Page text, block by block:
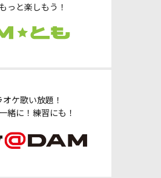
っと楽しもう！
オケ歌い放題！
緒に！練習にも！